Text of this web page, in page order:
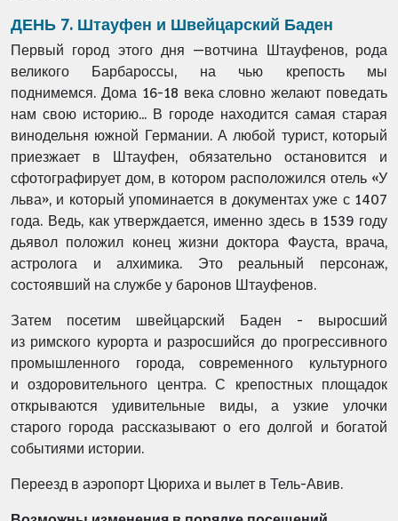
ДЕНЬ 7. Штауфен и Швейцарский Баден
Первый город этого дня —вотчина Штауфенов, рода
великого Барбароссы, на чью крепость мы
поднимемся. Дома 16-18 века словно желают поведать
нам свою историю... В городе находится самая старая
винодельня южной Германии. А любой турист, который
приезжает в Штауфен, обязательно остановится и
сфотографирует дом, в котором расположился отель «У
льва», и который упоминается в документах уже с 1407
года. Ведь, как утверждается, именно здесь в 1539 году
дьявол положил конец жизни доктора Фауста, врача,
астролога и алхимика. Это реальный персонаж,
состоявший на службе у баронов Штауфенов.
Затем посетим швейцарский Баден - выросший
из римского курорта и разросшийся до прогрессивного
промышленного города, современного культурного
и оздоровительного центра. С крепостных площадок
открываются удивительные виды, а узкие улочки
старого города рассказывают о его долгой и богатой
событиями истории.
Переезд в аэропорт Цюриха и вылет в Тель-Авив.